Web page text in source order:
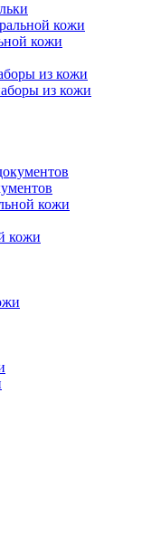
кожи
кожи
из кожи
из кожи
кожи
кожи